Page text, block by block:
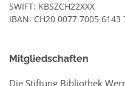
SWIFT: KBSZCH22XXX
IBAN: CH20 0077 7005 6143
Mitgliedschaften
Die Stiftung Bibliothek